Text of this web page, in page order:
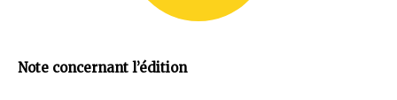
Note concernant l’édition